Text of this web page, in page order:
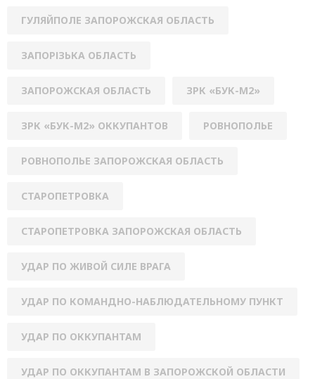
ГУЛЯЙПОЛЕ ЗАПОРОЖСКАЯ ОБЛАСТЬ
ЗАПОРІЗЬКА ОБЛАСТЬ
ЗАПОРОЖСКАЯ ОБЛАСТЬ ЗРК «БУК-М2»
ЗРК «БУК-М2» ОККУПАНТОВ РОВНОПОЛЬЕ
РОВНОПОЛЬЕ ЗАПОРОЖСКАЯ ОБЛАСТЬ
СТАРОПЕТРОВКА
СТАРОПЕТРОВКА ЗАПОРОЖСКАЯ ОБЛАСТЬ
УДАР ПО ЖИВОЙ СИЛЕ ВРАГА
УДАР ПО КОМАНДНО-НАБЛЮДАТЕЛЬНОМУ ПУНКТ
УДАР ПО ОККУПАНТАМ
УДАР ПО ОККУПАНТАМ В ЗАПОРОЖСКОЙ ОБЛАСТИ